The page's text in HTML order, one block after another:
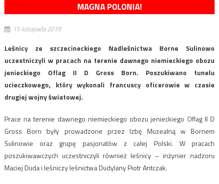
MAGNA POLONIA!
15 listopada 2019
Leśnicy ze szczecineckiego Nadleśnictwa Borne Sulinowo
uczestniczyli w pracach na terenie dawnego niemieckiego obozu
jenieckiego Oflag II D Gross Born. Poszukiwano tunelu
ucieczkowego, który wykonali francuscy oficerowie w czasie
drugiej wojny światowej.
Prace na terenie dawnego niemieckiego obozu jenieckiego Oflag II D
Gross Born były prowadzone przez Izbę Muzealną w Bornem
Sulinowie oraz grupę pasjonatów z całej Polski. W pracach
poszukiwawczych uczestniczyli również leśnicy – inżynier nadzoru
Maciej Duda i leśniczy leśnictwa Dudylany Piotr Antczak.